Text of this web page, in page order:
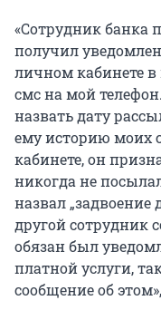
«Сотрудник банка
получил
личном кабинете
смс на мой
назвать дату
ему историю моих
кабинете, он
никогда не
назвал
другой сотрудник
обязан был
платной услуги,
сообщение об